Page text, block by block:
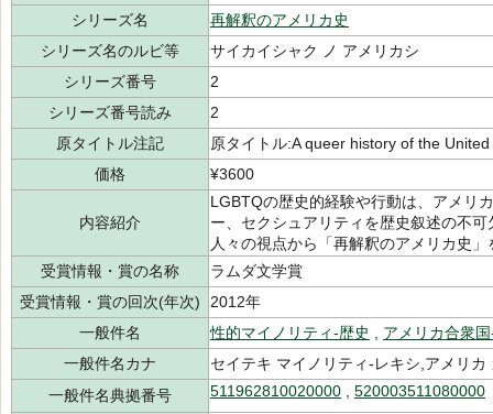
シリーズ名
再解釈のアメリカ史
シリーズ名のルビ等
サイカイシャク ノ アメリカシ
シリーズ番号
2
シリーズ番号読み
2
原タイトル注記
原タイトル:A queer history of the
価格
¥3600
内容紹介
LGBTQの歴史的経験や行動は、アメリ
ー、セクシュアリティを歴史叙述の不
人々の視点から「再解釈のアメリカ史」
受賞情報・賞の名称
ラムダ文学賞
受賞情報・賞の回次(年次)
2012年
一般件名
性的マイノリティ-歴史
アメリカ合衆
一般件名カナ
セイテキ マイノリティ-レキシ,アメリ
一般件名典拠番号
511962810020000 520003511080000